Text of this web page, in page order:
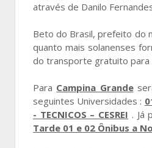
através de Danilo
Beto do Brasil, prefeito do
quanto mais solanenses
do transporte gratuito para
Para Campina Grande
seguintes Universidades :
- TECNICOS – CESREI . Já
Tarde 01 e 02 Ônibus a